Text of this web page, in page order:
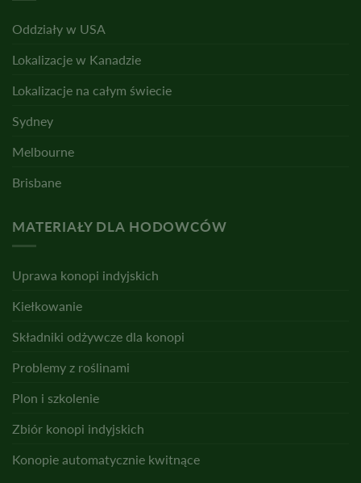
Oddziały w USA
Lokalizacje w Kanadzie
Lokalizacje na całym świecie
Sydney
Melbourne
Brisbane
MATERIAŁY DLA HODOWCÓW
Uprawa konopi indyjskich
Kiełkowanie
Składniki odżywcze dla konopi
Problemy z roślinami
Plon i szkolenie
Zbiór konopi indyjskich
Konopie automatycznie kwitnące